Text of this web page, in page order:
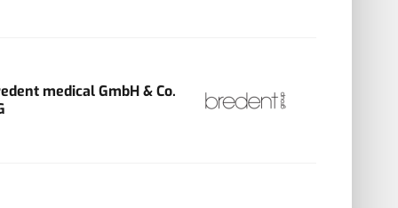
medical GmbH & Co.